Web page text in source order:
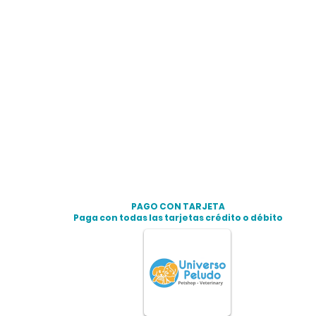
PAGO CON TARJETA
Paga con todas las tarjetas crédito o débito